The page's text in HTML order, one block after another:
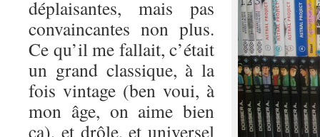
déplaisantes, mais pas
convaincantes non plus.
Ce qu’il me fallait, c’était
un grand classique, à la
fois vintage (ben voui, à
mon âge, on aime bien
ça), et drôle, et universel